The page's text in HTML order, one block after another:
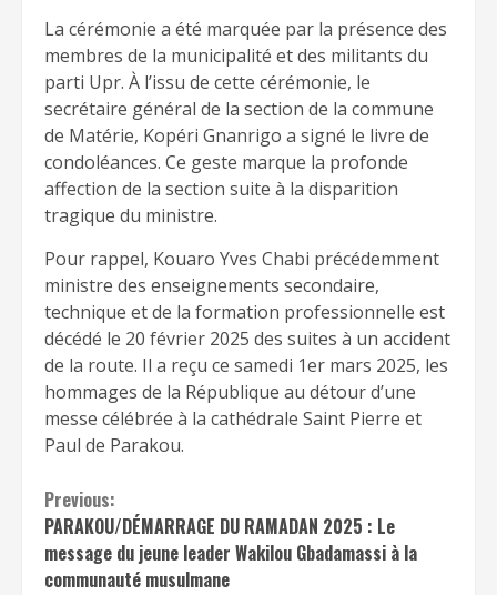
La cérémonie a été marquée par la présence des
membres de la municipalité et des militants du
parti Upr. À l’issu de cette cérémonie, le
secrétaire général de la section de la commune
de Matérie, Kopéri Gnanrigo a signé le livre de
condoléances. Ce geste marque la profonde
affection de la section suite à la disparition
tragique du ministre.
Pour rappel, Kouaro Yves Chabi précédemment
ministre des enseignements secondaire,
technique et de la formation professionnelle est
décédé le 20 février 2025 des suites à un accident
de la route. Il a reçu ce samedi 1er mars 2025, les
hommages de la République au détour d’une
messe célébrée à la cathédrale Saint Pierre et
Paul de Parakou.
Continue
Reading
Previous:
PARAKOU/DÉMARRAGE DU RAMADAN 2025 : Le
message du jeune leader Wakilou Gbadamassi à la
communauté musulmane